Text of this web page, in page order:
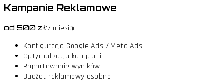
Kampanie Reklamowe
od 500 zł/ miesiąc
Konfiguracja Google Ads / Meta Ads
Optymalizacja kampanii
Raportowanie wyników
Budżet reklamowy osobno